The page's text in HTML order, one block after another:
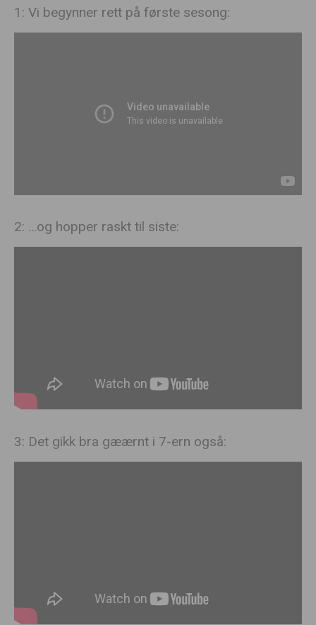
1: Vi begynner rett på første sesong:
2: …og hopper raskt til siste:
3: Det gikk bra gæærnt i 7-ern også: